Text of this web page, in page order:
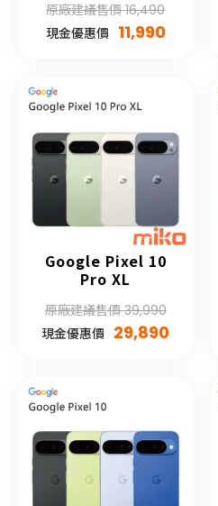
原廠建議售價 16,490
現金優惠價 11,990
Google Pixel 10
Pro XL
原廠建議售價 39,990
現金優惠價 29,890